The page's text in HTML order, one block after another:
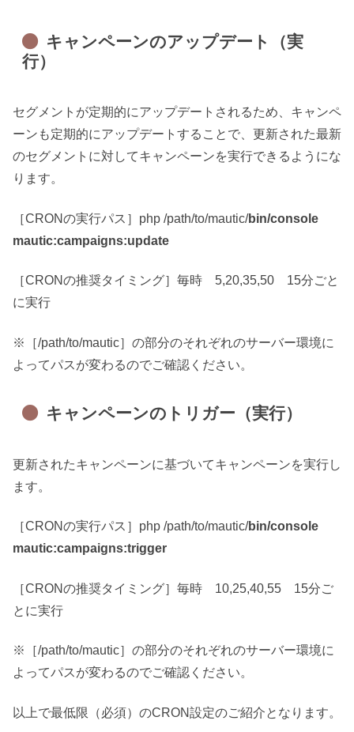
キャンペーンのアップデート（実
行）
セグメントが定期的にアップデートされるため、キャンペ
ーンも定期的にアップデートすることで、更新された最新
のセグメントに対してキャンペーンを実行できるようにな
ります。
［CRONの実行パス］php /path/to/mautic/bin/console
mautic:campaigns:update
［CRONの推奨タイミング］毎時 5,20,35,50 15分ごと
に実行
※［/path/to/mautic］の部分のそれぞれのサーバー環境に
よってパスが変わるのでご確認ください。
キャンペーンのトリガー（実行）
更新されたキャンペーンに基づいてキャンペーンを実行し
ます。
［CRONの実行パス］php /path/to/mautic/bin/console
mautic:campaigns:trigger
［CRONの推奨タイミング］毎時 10,25,40,55 15分ご
とに実行
※［/path/to/mautic］の部分のそれぞれのサーバー環境に
よってパスが変わるのでご確認ください。
以上で最低限（必須）のCRON設定のご紹介となります。